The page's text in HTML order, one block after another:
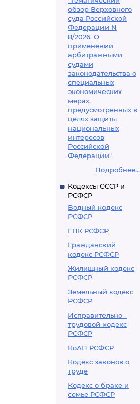
обзор Верховного
суда Российской
Федерации N
8/2026. О
применении
арбитражными
судами
законодательства о
специальных
экономических
мерах,
предусмотренных в
целях защиты
национальных
интересов
Российской
Федерации"
Подробнее...
Кодексы СССР и
РСФСР
Водный кодекс
РСФСР
ГПК РСФСР
Гражданский
кодекс РСФСР
Жилищный кодекс
РСФСР
Земельный кодекс
РСФСР
Исправительно -
трудовой кодекс
РСФСР
КоАП РСФСР
Кодекс законов о
труде
Кодекс о браке и
семье РСФСР